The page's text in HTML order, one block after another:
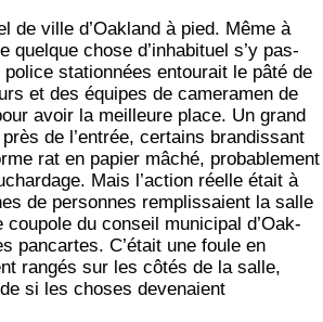
de ville d’Oak­land à pied. Même à
quelque chose d’in­ha­bi­tuel s’y pas­
sta­tion­nées entou­rait le pâté de
et des équipes de came­ra­men de
avoir la meilleure place. Un grand
de l’en­trée, cer­tains bran­dis­sant
rat en papier mâché, pro­ba­ble­ment
Mais l’ac­tion réelle était à
de per­sonnes rem­plis­saient la salle
cou­pole du conseil muni­ci­pal d’Oak­
pan­cartes. C’é­tait une foule en
ran­gés sur les côtés de la salle,
si les choses deve­naient